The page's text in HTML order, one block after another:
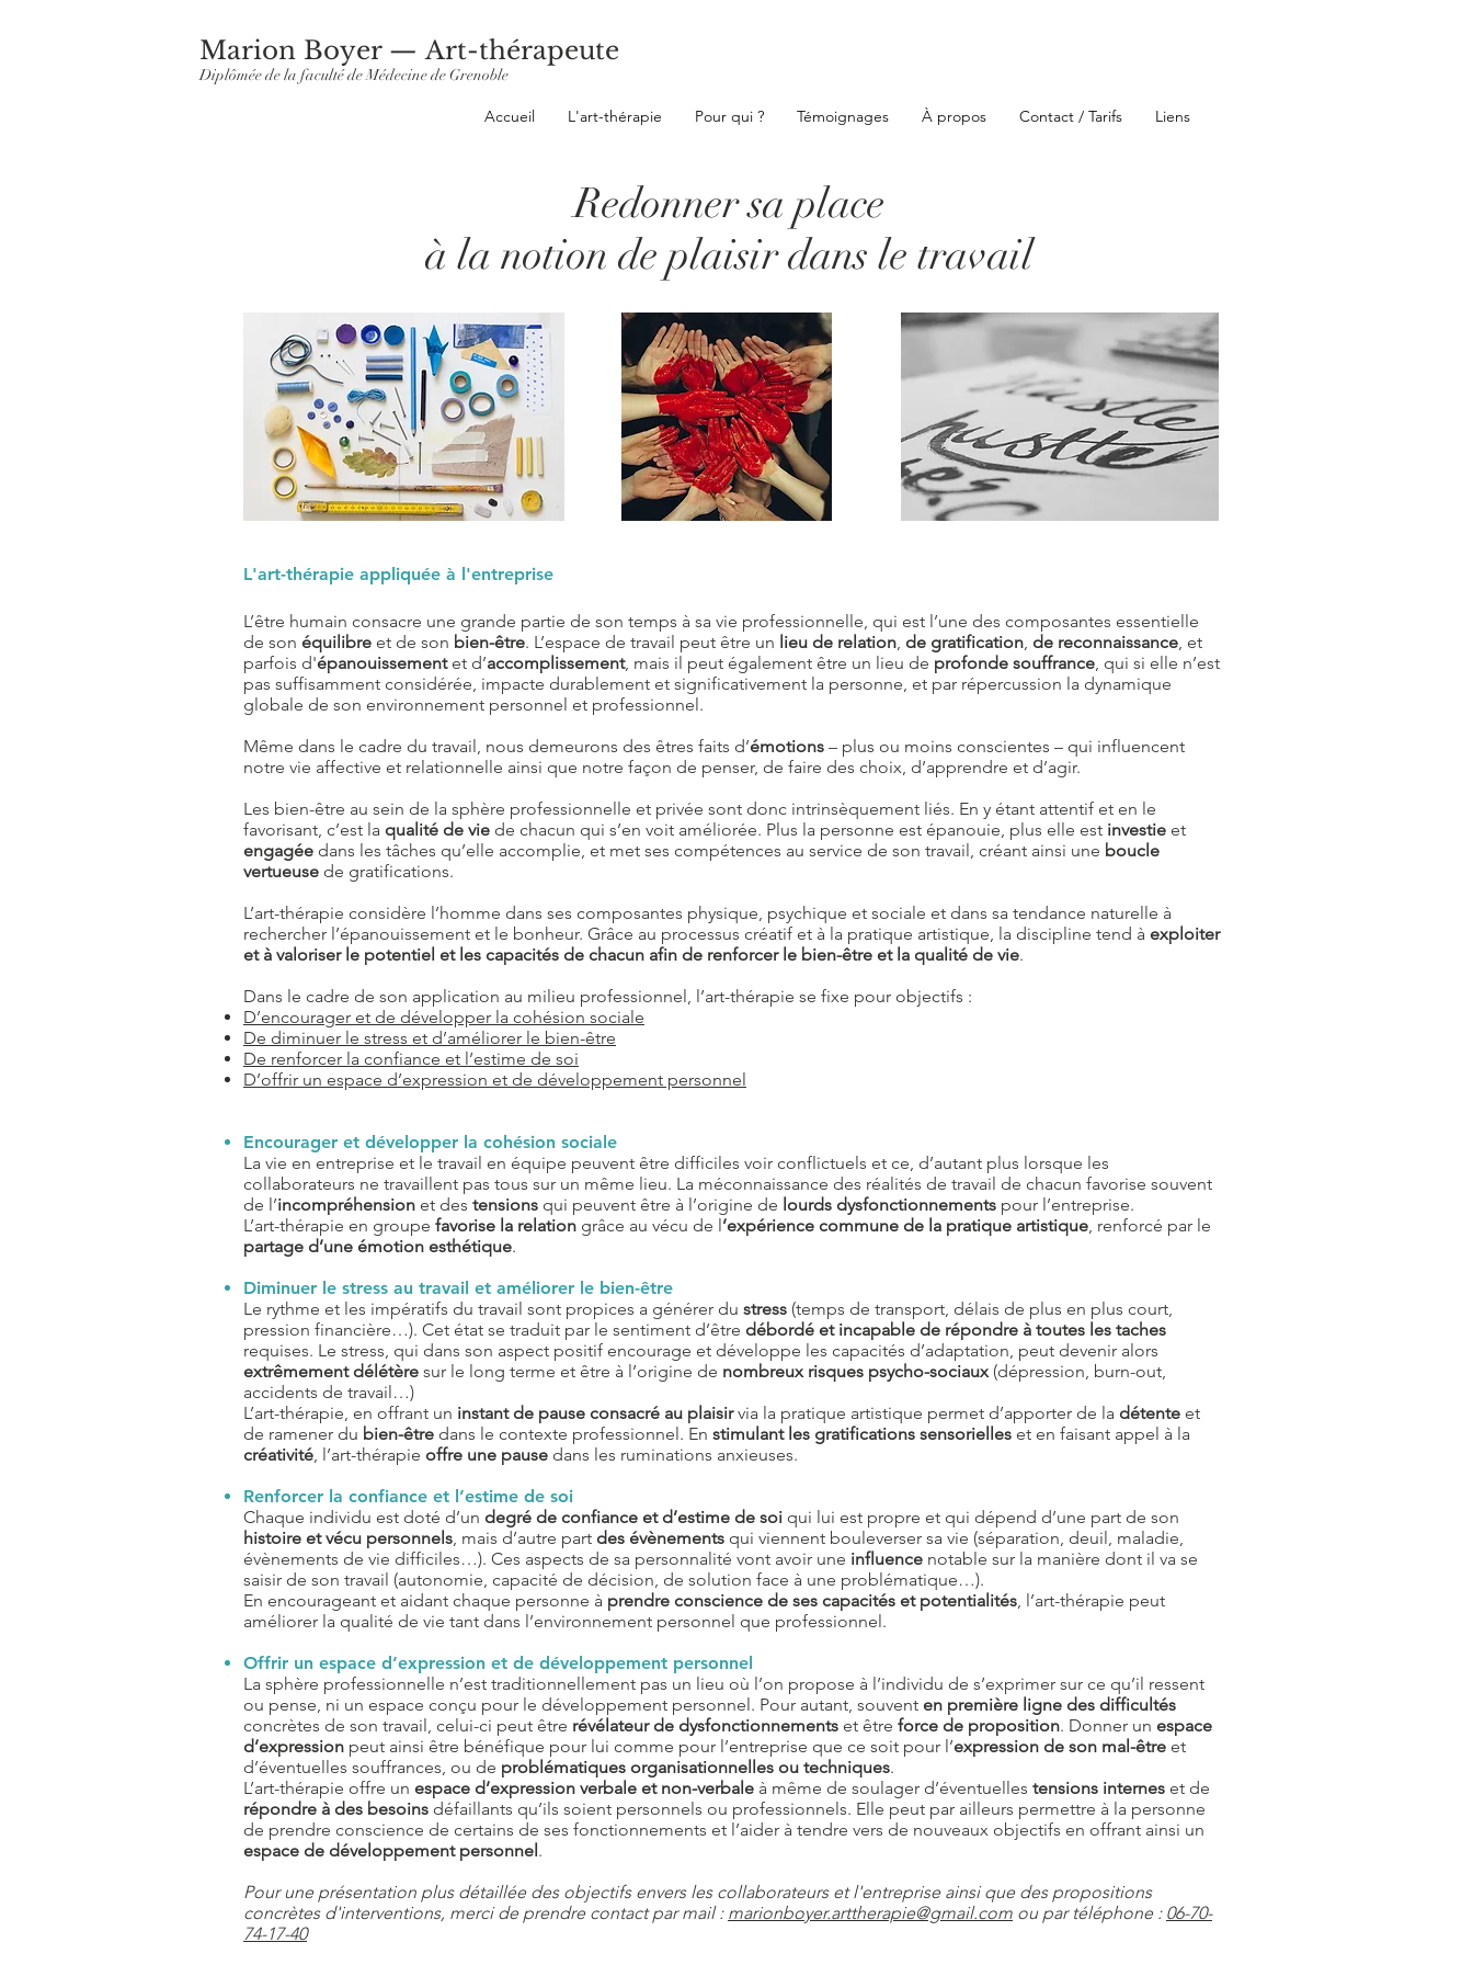
Accueil L'art-thérapie Pour qui ? Témoignages À propos Contact / Tarifs Liens
Marion Boyer — Art-thérapeute
Diplômée de la faculté de Médecine de Grenoble
Redonner sa place
à la notion de plaisir dans le travail
L'art-thérapie appliquée à l'entreprise
L’être humain consacre une grande partie de son temps à sa vie professionnelle, qui est l’une des composantes essentielle
de son équilibre et de son bien-être. L’espace de travail peut être un lieu de relation, de gratification, de reconnaissance, et
parfois d'épanouissementet d’accomplissement, mais il peut également être un lieu de profonde souffrance, qui si elle n’est
pas suffisamment considérée, impacte durablement et significativement la personne, et par répercussion la dynamique
globale de son environnement personnel et professionnel.
Même dans le cadre du travail, nous demeurons des êtres faits d’émotions – plus ou moins conscientes – qui influencent
notre vie affective et relationnelle ainsi que notre façon de penser, de faire des choix, d’apprendre et d’agir.
Les bien-être au sein de la sphère professionnelle et privée sont donc intrinsèquement liés. En y étant attentif et en le
favorisant, c’est la qualité de vie de chacun qui s’en voit améliorée. Plus la personne est épanouie, plus elle est investie et
engagée dans les tâches qu’elle accomplie, et met ses compétences au service de son travail, créant ainsi une boucle
vertueuse de gratifications.
L’art-thérapie considère l’homme dans ses composantes physique, psychique et sociale et dans sa tendance naturelle à
rechercher l’épanouissement et le bonheur. Grâce au processus créatif et à la pratique artistique, la discipline tend à exploiter
et à valoriser le potentiel et les capacités de chacun afin de renforcer le bien-être et la qualité de vie.
Dans le cadre de son application au milieu professionnel, l’art-thérapie se fixe pour objectifs :
D’encourager et de développer la cohésion sociale
De diminuer le stress et d’améliorer le bien-être
De renforcer la confiance et l’estime de soi
D’offrir un espace d’expression et de développement personnel
Encourager et développer la cohésion sociale
La vie en entreprise et le travail en équipe peuvent être difficiles voir conflictuels et ce, d’autant plus lorsque les
collaborateurs ne travaillent pas tous sur un même lieu. La méconnaissance des réalités de travail de chacun favorise souvent
de l’incompréhension et des tensions qui peuvent être à l’origine de lourds dysfonctionnements pour l’entreprise.
L’art-thérapie en groupe favorise la relation grâce au vécu de l’expérience commune de la pratique artistique, renforcé par le
partage d’une émotion esthétique.
Diminuer le stress au travail et améliorer le bien-être
Le rythme et les impératifs du travail sont propices a générer du stress (temps de transport, délais de plus en plus court,
pression financière…). Cet état se traduit par le sentiment d’être débordé et incapable de répondre à toutes les taches
requises. Le stress, qui dans son aspect positif encourage et développe les capacités d’adaptation, peut devenir alors
extrêmement délétère sur le long terme et être à l’origine de nombreux risques psycho-sociaux(dépression, burn-out,
accidents de travail…)
L’art-thérapie, en offrant un instant de pause consacré au plaisirvia la pratique artistique permet d’apporter de la détente et
de ramener du bien-être dans le contexte professionnel. En stimulant les gratifications sensorielles et en faisant appel à la
créativité, l’art-thérapie offre une pause dans les ruminations anxieuses.
Renforcer la confiance et l’estime de soi
Chaque individu est doté d’un degré de confiance et d’estime de soi qui lui est propre et qui dépend d’une part de son
histoire et vécu personnels, mais d’autre part des évènements qui viennent bouleverser sa vie (séparation, deuil, maladie,
évènements de vie difficiles…). Ces aspects de sa personnalité vont avoir une influence notable sur la manière dont il va se
saisir de son travail (autonomie, capacité de décision, de solution face à une problématique…).
En encourageant et aidant chaque personne à prendre conscience de ses capacités et potentialités, l’art-thérapie peut
améliorer la qualité de vie tant dans l’environnement personnel que professionnel.
Offrir un espace d’expression et de développement personnel
La sphère professionnelle n’est traditionnellement pas un lieu où l’on propose à l’individu de s’exprimer sur ce qu’il ressent
ou pense, ni un espace conçu pour le développement personnel. Pour autant, souvent en première ligne des difficultés
concrètes de son travail, celui-ci peut être révélateur de dysfonctionnements et être force de proposition. Donner un espace
d’expression peut ainsi être bénéfique pour lui comme pour l’entreprise que ce soit pour l’expression de son mal-être et
d’éventuelles souffrances, ou de problématiques organisationnelles ou techniques.
L’art-thérapie offre un espace d’expression verbale et non-verbale à même de soulager d’éventuelles tensions internes et de
répondre à des besoins défaillants qu’ils soient personnels ou professionnels. Elle peut par ailleurs permettre à la personne
de prendre conscience de certains de ses fonctionnements et l’aider à tendre vers de nouveaux objectifs en offrant ainsi un
espace de développement personnel.
Pour une présentation plus détaillée des objectifs envers les collaborateurs et l'entreprise ainsi que des propositions
concrètes d'interventions, merci de prendre contact par mail : marionboyer.arttherapie@gmail.com ou par téléphone : 06-70-
74-17-40